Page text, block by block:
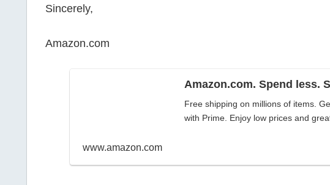
Sincerely,
Amazon.com
Amazon.com. Spend less.
Free shipping on millions of items.
with Prime. Enjoy low prices and
www.amazon.com